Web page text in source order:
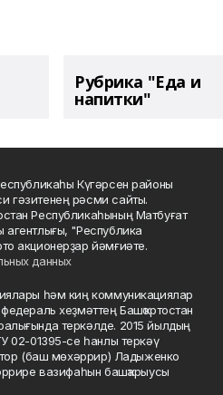
Рубрика "Еда и
напитки"
Күгәрсен районы
гәзитенең рәсми сайты.
Республикаһының Матбуғат
"Республика
акционерҙар йәмғиәте.
данных
һәм киң коммуникациялар
хеҙмәттең Башҡортостан
теркәлде. 2015 йылдың
02-01395-се һанлы теркәү
(баш мөхәррир) Ладыженко
вазифаһын башҡарыусы